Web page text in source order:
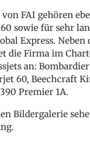
FAI gehören
sowie für sehr
Express. Neben
die Firma im
an:
60, Beechcraft
Premier 1A.
Bildergalerie